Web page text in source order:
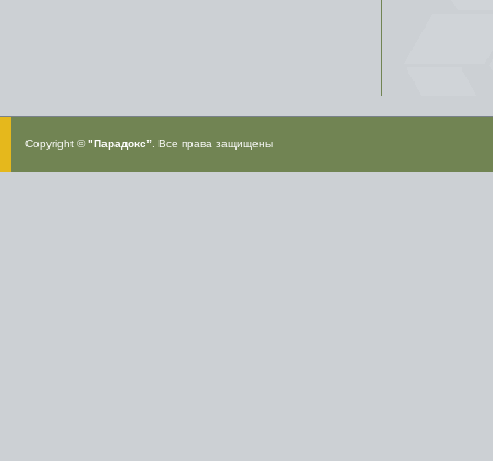
Copyright ©"Парадокс” . Все права защищены